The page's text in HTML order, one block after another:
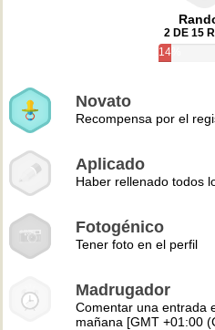
2 DE 15
14%
Novato
Recompensa por el
Aplicado
Haber rellenado todos
Fotogénico
Tener foto en el perfil
Madrugador
Comentar una entrada
mañana [GMT +01:00